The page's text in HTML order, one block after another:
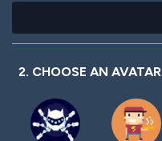
2. CHOOSE AN AVATAR